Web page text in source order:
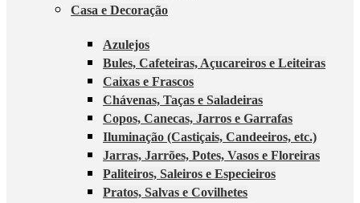
Casa e Decoração
Azulejos
Bules, Cafeteiras, Açucareiros e Leiteiras
Caixas e Frascos
Chávenas, Taças e Saladeiras
Copos, Canecas, Jarros e Garrafas
Iluminação (Castiçais, Candeeiros, etc.)
Jarras, Jarrões, Potes, Vasos e Floreiras
Paliteiros, Saleiros e Especieiros
Pratos, Salvas e Covilhetes